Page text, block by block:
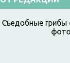
Съедобные грибы
фото